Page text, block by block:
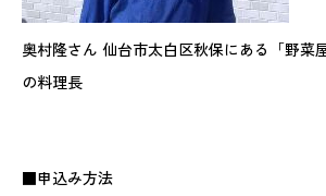
奥村隆さん 仙台市太白区秋保にある「野菜
の料理長
■申込み方法